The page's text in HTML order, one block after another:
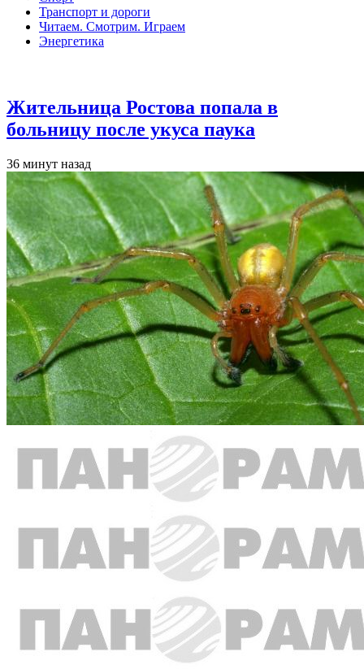
Транспорт и дороги
Читаем. Смотрим. Играем
Энергетика
Жительница Ростова попала в
больницу после укуса паука
36 минут назад